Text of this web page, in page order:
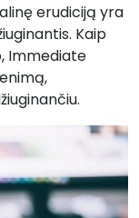
erudiciją yra
Kaip
Immediate